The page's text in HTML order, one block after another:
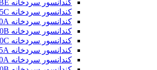
کندانسور سردخانه ACS-145BE
کندانسور سردخانه ACS-145C
کندانسور سردخانه ACS-150A
کندانسور سردخانه ACS-150B
کندانسور سردخانه ACS-150C
کندانسور سردخانه ACS-245A
کندانسور سردخانه ACS-250A